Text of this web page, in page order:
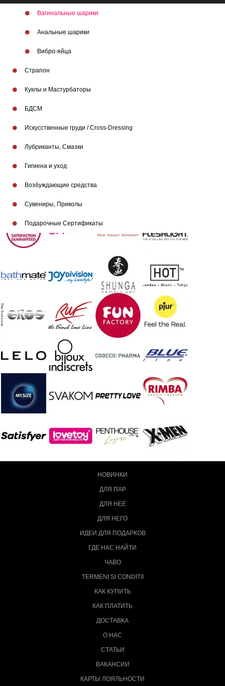
Вагинальные шарики
Анальные шарики
Вибро-яйца
Страпон
Куклы и Мастурбаторы
БДСМ
Искусственные груди / Cross-Dressing
Лубриканты, Смазки
Гигиена и уход
Возбуждающие средства
Сувениры, Приколы
Подарочные Сертификаты
НОВИНКИ
ДЛЯ ПАР
ДЛЯ НЕЁ
ДЛЯ НЕГО
ИДЕИ ДЛЯ ПОДАРКОВ
ГДЕ НАС НАЙТИ
ЧАВО
TERMENI SI CONDITII
КАК КУПИТЬ
КАК ПЛАТИТЬ
ДОСТАВКА
О НАС
СТАТЬИ
ВАКАНСИИ
КАРТЫ ЛОЯЛЬНОСТИ